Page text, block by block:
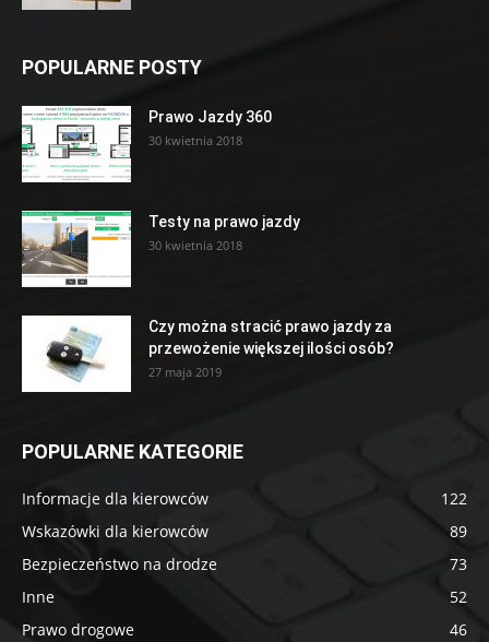
POPULARNE POSTY
Prawo Jazdy 360
30 kwietnia 2018
Testy na prawo jazdy
30 kwietnia 2018
Czy można stracić prawo jazdy za
przewożenie większej ilości osób?
27 maja 2019
POPULARNE KATEGORIE
Informacje dla kierowców
122
Wskazówki dla kierowców
89
Bezpieczeństwo na drodze
73
Inne
52
Prawo drogowe
46